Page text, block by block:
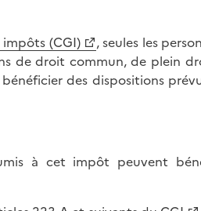
(CGI)
, seules les
de droit commun, de plein
des dispositions
à cet impôt peuvent